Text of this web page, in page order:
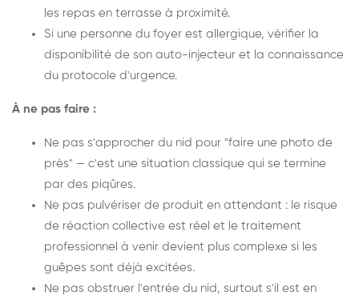
les repas en terrasse à proximité.
Si une personne du foyer est allergique, vérifier la
disponibilité de son auto-injecteur et la connaissance
du protocole d'urgence.
À ne pas faire :
Ne pas s'approcher du nid pour "faire une photo de
près" — c'est une situation classique qui se termine
par des piqûres.
Ne pas pulvériser de produit en attendant : le risque
de réaction collective est réel et le traitement
professionnel à venir devient plus complexe si les
guêpes sont déjà excitées.
Ne pas obstruer l'entrée du nid, surtout s'il est en